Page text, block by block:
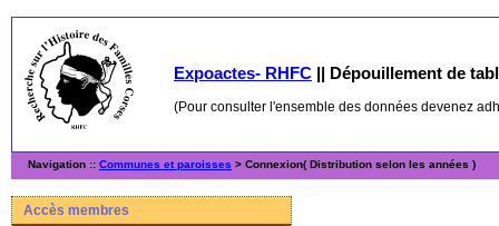
Expoactes- RHFC || Dépouillement de
(Pour consulter l'ensemble des données devenez
Navigation :: Communes et paroisses > Connexion( Distribution selon les années )
Accès membres